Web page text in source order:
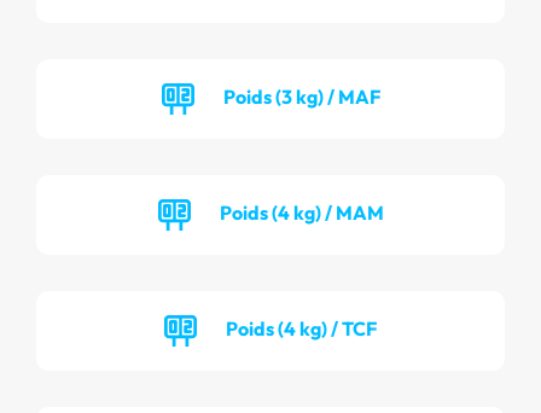
Poids (3 kg) / MAF
Poids (4 kg) / MAM
Poids (4 kg) / TCF